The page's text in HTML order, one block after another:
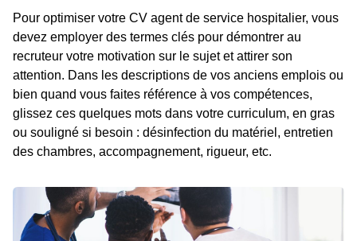
Pour optimiser votre CV agent de service hospitalier, vous
devez employer des termes clés pour démontrer au
recruteur votre motivation sur le sujet et attirer son
attention. Dans les descriptions de vos anciens emplois ou
bien quand vous faites référence à vos compétences,
glissez ces quelques mots dans votre curriculum, en gras
ou souligné si besoin : désinfection du matériel, entretien
des chambres, accompagnement, rigueur, etc.